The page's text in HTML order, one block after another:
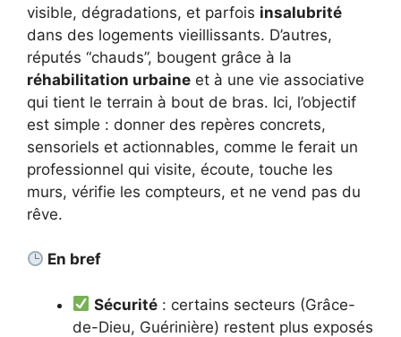
visible, dégradations, et parfois insalubrité
dans des logements vieillissants. D’autres,
réputés “chauds”, bougent grâce à la
réhabilitation urbaine et à une vie associative
qui tient le terrain à bout de bras. Ici, l’objectif
est simple : donner des repères concrets,
sensoriels et actionnables, comme le ferait un
professionnel qui visite, écoute, touche les
murs, vérifie les compteurs, et ne vend pas du
rêve.
En bref
Sécurité : certains secteurs (Grâce-
de-Dieu, Guérinière) restent plus exposés